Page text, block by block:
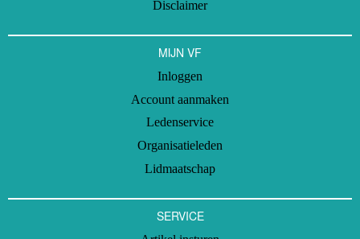
Disclaimer
MIJN VF
Inloggen
Account aanmaken
Ledenservice
Organisatieleden
Lidmaatschap
SERVICE